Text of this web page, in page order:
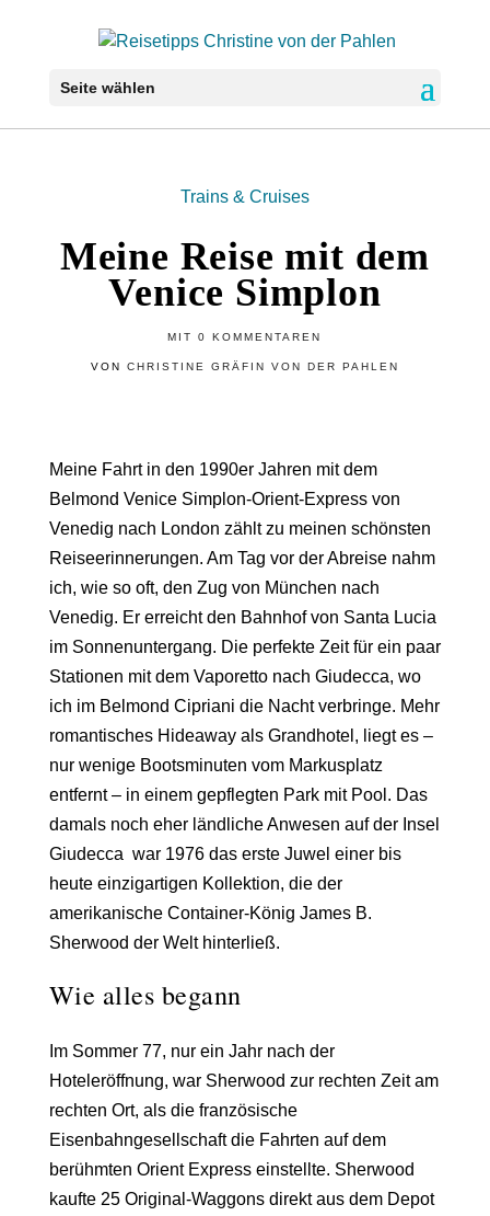
Seite wählen
Trains & Cruises
Meine Reise mit dem
Venice Simplon
MIT0 KOMMENTAREN
VON CHRISTINE GRÄFIN VON DER PAHLEN
Meine Fahrt in den 1990er Jahren mit dem
Belmond Venice Simplon-Orient-Expressvon
Venedig nach London zählt zu meinen schönsten
Reiseerinnerungen. Am Tag vor der Abreise nahm
ich, wie so oft, den Zug von München nach
Venedig. Er erreicht den Bahnhof von Santa Lucia
im Sonnenuntergang. Die perfekte Zeit für ein paar
Stationen mit dem Vaporetto nach Giudecca, wo
ich im Belmond Cipriani die Nacht verbringe. Mehr
romantisches Hideaway als Grandhotel, liegt es –
nur wenige Bootsminuten vom Markusplatz
entfernt – in einem gepflegten Park mit Pool. Das
damals noch eher ländliche Anwesen auf der Insel
Giudecca war 1976 das erste Juwel einer bis
heute einzigartigen Kollektion, die der
amerikanische Container-König James B.
Sherwood der Welt hinterließ.
Wie alles begann
Im Sommer 77, nur ein Jahr nach der
Hoteleröffnung, war Sherwood zur rechten Zeit am
rechten Ort, als die französische
Eisenbahngesellschaft die Fahrten auf dem
berühmten Orient Express einstellte. Sherwood
kaufte 25 Original-Waggonsdirekt aus dem Depot